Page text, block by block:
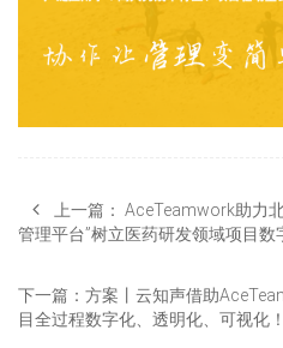
上一篇： AceTeamwork助力
管理平台”树立医药研发领域项目数
下一篇： 方案丨云知声借助
目全过程数字化、透明化、可视化！